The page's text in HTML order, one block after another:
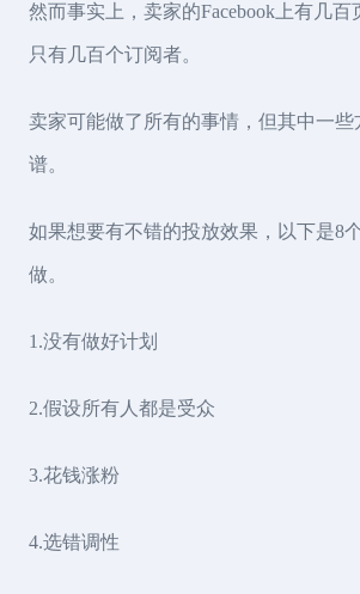
然而事实上，卖家的Facebook上有几
只有几百个订阅者。
卖家可能做了所有的事情，但其中一
谱。
如果想要有不错的投放效果，以下是8
做。
1.没有做好计划
2.假设所有人都是受众
3.花钱涨粉
4.选错调性